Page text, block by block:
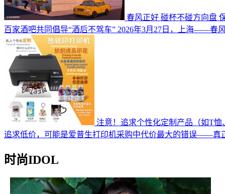
春风正好 碰杯不碰方向盘
百家酒吧共同倡导“酒后不驾车” 2026年3月27日，上海——春
注意！追求个性化定制产品（如T
追求低价，可能是爱普生打印机采购中代价最大的错误——真
时尚IDOL